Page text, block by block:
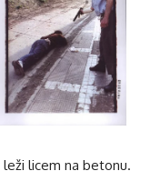
licem na betonu.